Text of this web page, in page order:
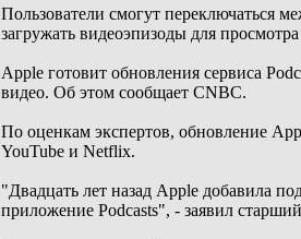
Пользователи смогут переключаться
загружать видеоэпизоды для
Apple готовит обновления сервиса
видео. Об этом сообщает CNBC.
По оценкам экспертов, обновление
YouTube и Netflix.
"Двадцать лет назад Apple добавила
приложение Podcasts", - заявил